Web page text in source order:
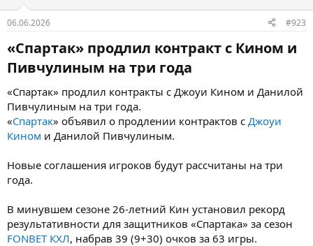
06.06.2026 #923
«Спартак» продлил контракт с Кином и
Пивчулиным на три года​
«Спартак» продлил контракты с Джоуи Кином и Данилой
Пивчулиным на три года.
«Спартак» объявил о продлении контрактов с Джоуи
Кином и Данилой Пивчулиным.
Новые соглашения игроков будут рассчитаны на три
года.
В минувшем сезоне 26-летний Кин установил рекорд
результативности для защитников «Спартака» за сезон
FONBET КХЛ, набрав 39 (9+30) очков за 63 игры.